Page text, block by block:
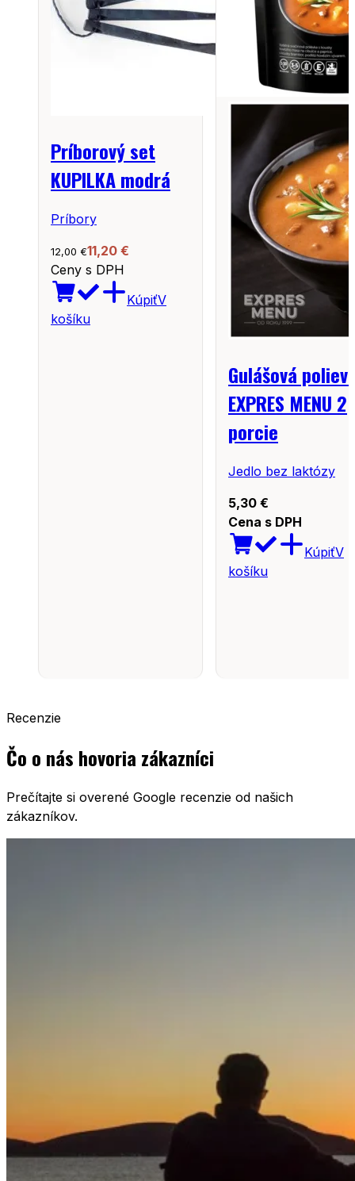
Príborový set
KUPILKA modrá
Príbory
12,00 €11,20 €
Ceny s DPH
KúpiťV
košíku
Gulášová
EXPRES MENU 2
porcie
Jedlo bez laktózy
5,30 €
Cena s DPH
KúpiťV
košíku
Recenzie
Čo o nás hovoria zákazníci
Prečítajte si overené Google recenzie od našich
zákazníkov.